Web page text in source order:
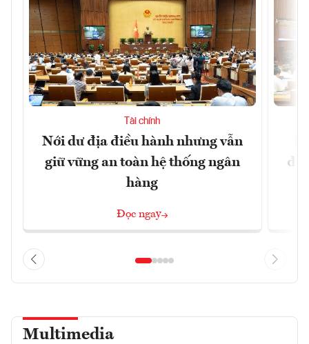
Tài chính
Nới dư địa điều hành nhưng vẫn
giữ vững an toàn hệ thống ngân
hàng
Đọc ngay
Multimedia